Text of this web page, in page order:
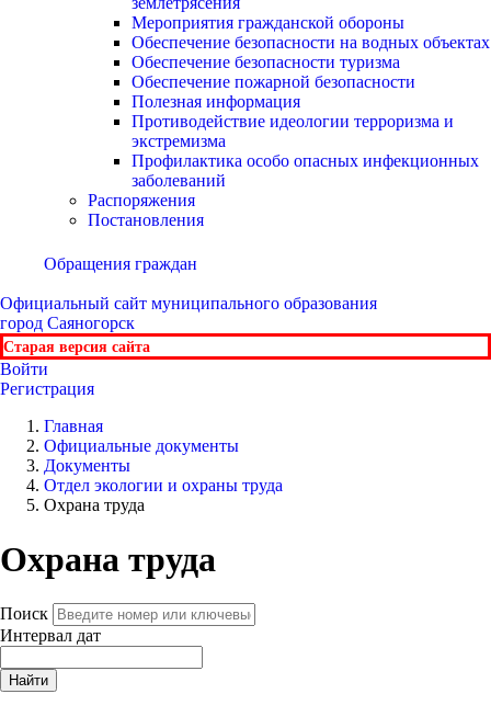
Мероприятия гражданской обороны
Обеспечение безопасности на водных объектах
Обеспечение безопасности туризма
Обеспечение пожарной безопасности
Полезная информация
Противодействие идеологии терроризма и
экстремизма
Профилактика особо опасных инфекционных
заболеваний
Распоряжения
Постановления
Обращения граждан
Официальный сайт муниципального образования
город Саяногорск
Старая версия сайта
Войти
Регистрация
Главная
Официальные документы
Документы
Отдел экологии и охраны труда
Охрана труда
Охрана труда
Поиск
Интервал дат
Найти